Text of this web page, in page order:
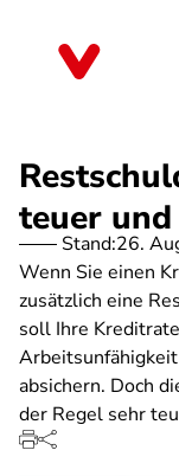
teuer
Stand:26.
Wenn Sie einen
zusätzlich eine
soll Ihre
absichern. Doch
der Regel sehr